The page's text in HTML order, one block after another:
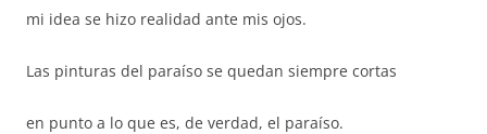
mi idea se hizo realidad ante mis ojos.
Las pinturas del paraíso se quedan siempre cortas
en punto a lo que es, de verdad, el paraíso.